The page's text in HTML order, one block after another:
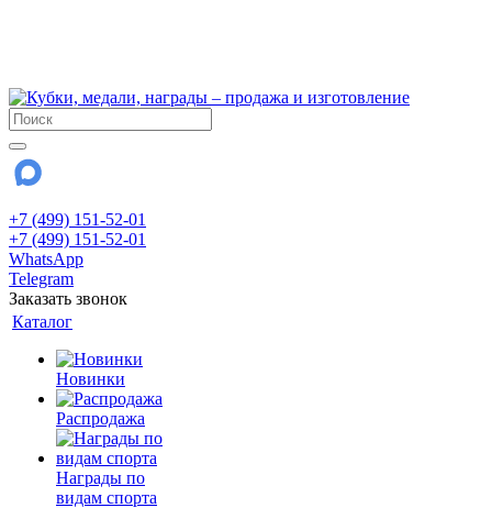
+7 (499) 151-52-01
+7 (499) 151-52-01
WhatsApp
Telegram
Заказать звонок
Каталог
Новинки
Распродажа
Награды по
видам спорта